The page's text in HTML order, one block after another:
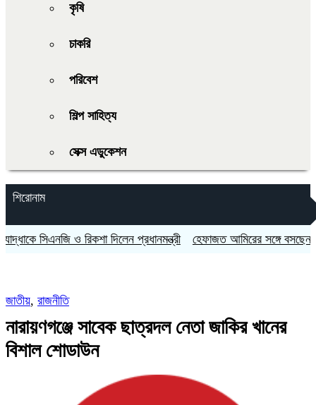
কৃষি
চাকরি
পরিবেশ
শিল্প সাহিত্য
সেক্স এডুকেশন
শিরোনাম
ও রিকশা দিলেন প্রধানমন্ত্রী হেফাজত আমিরের সঙ্গে বসছেন
জাতীয়, রাজনীতি
নারায়ণগঞ্জে সাবেক ছাত্রদল নেতা জাকির খানের
বিশাল শোডাউন